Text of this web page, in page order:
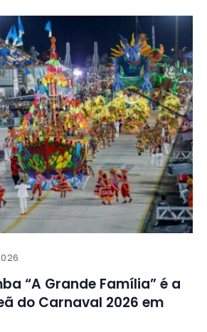
“A Grande Família” é a
do Carnaval 2026 em